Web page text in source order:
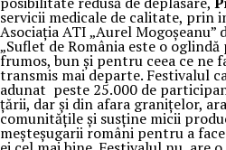
servicii medicale de calitate, prin
Asociația ATI „Aurel Mogoșeanu”
„Suflet de România este o
frumos, bun și pentru ceea ce ne
transmis mai departe. Festivalul
adunat peste 25.000 de
țării, dar și din afara granițelor,
comunitățile și susține micii
meșteșugarii români pentru a